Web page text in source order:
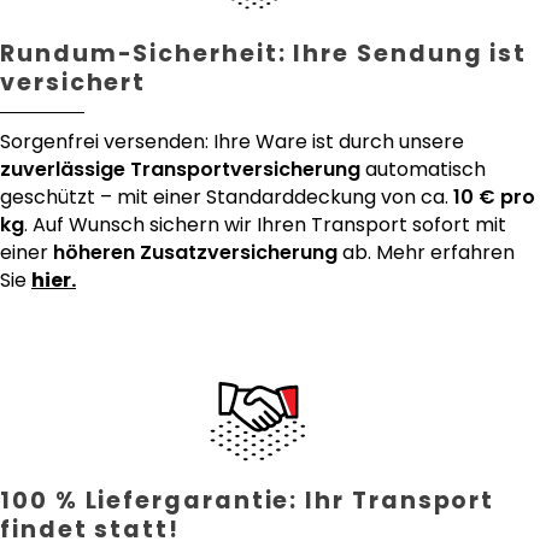
Rundum-Sicherheit: Ihre Sendung ist
versichert
Sorgenfrei versenden: Ihre Ware ist durch unsere
zuverlässige Transportversicherungautomatisch
geschützt – mit einer Standarddeckung von ca. 10 € pro
kg. Auf Wunsch sichern wir Ihren Transport sofort mit
einer höheren Zusatzversicherungab. Mehr erfahren
Sie hier.
100 % Liefergarantie: Ihr Transport
findet statt!